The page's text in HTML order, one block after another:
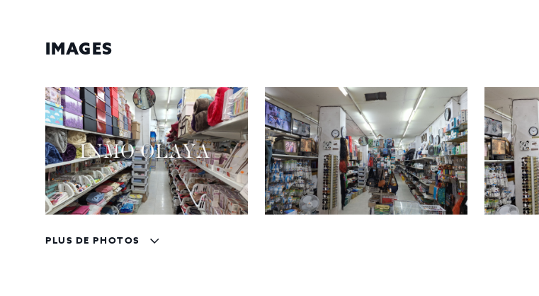
IMAGES
PLUS DE PHOTOS